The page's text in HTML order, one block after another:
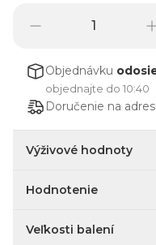
Objednávku
objednajte do 10:40
Doručenie na
Výživové hodnoty
Hodnotenie
Veľkosti balení